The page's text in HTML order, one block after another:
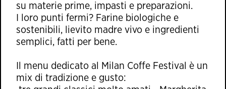
su materie prime, impasti e preparazioni.
I loro punti fermi? Farine biologiche e
sostenibili, lievito madre vivo e ingredienti
semplici, fatti per bene.
Il menu dedicato al Milan Coffe Festival è un
mix di tradizione e gusto: